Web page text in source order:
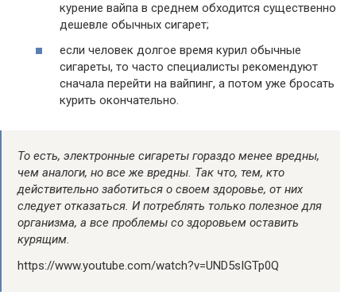
курение вайпа в среднем обходится существенно
дешевле обычных сигарет;
если человек долгое время курил обычные
сигареты, то часто специалисты рекомендуют
сначала перейти на вайпинг, а потом уже бросать
курить окончательно.
То есть, электронные сигареты гораздо менее вредны,
чем аналоги, но все же вредны. Так что, тем, кто
действительно заботиться о своем здоровье, от них
следует отказаться. И потреблять только полезное для
организма, а все проблемы со здоровьем оставить
курящим.
https://www.youtube.com/watch?v=UND5sIGTp0Q